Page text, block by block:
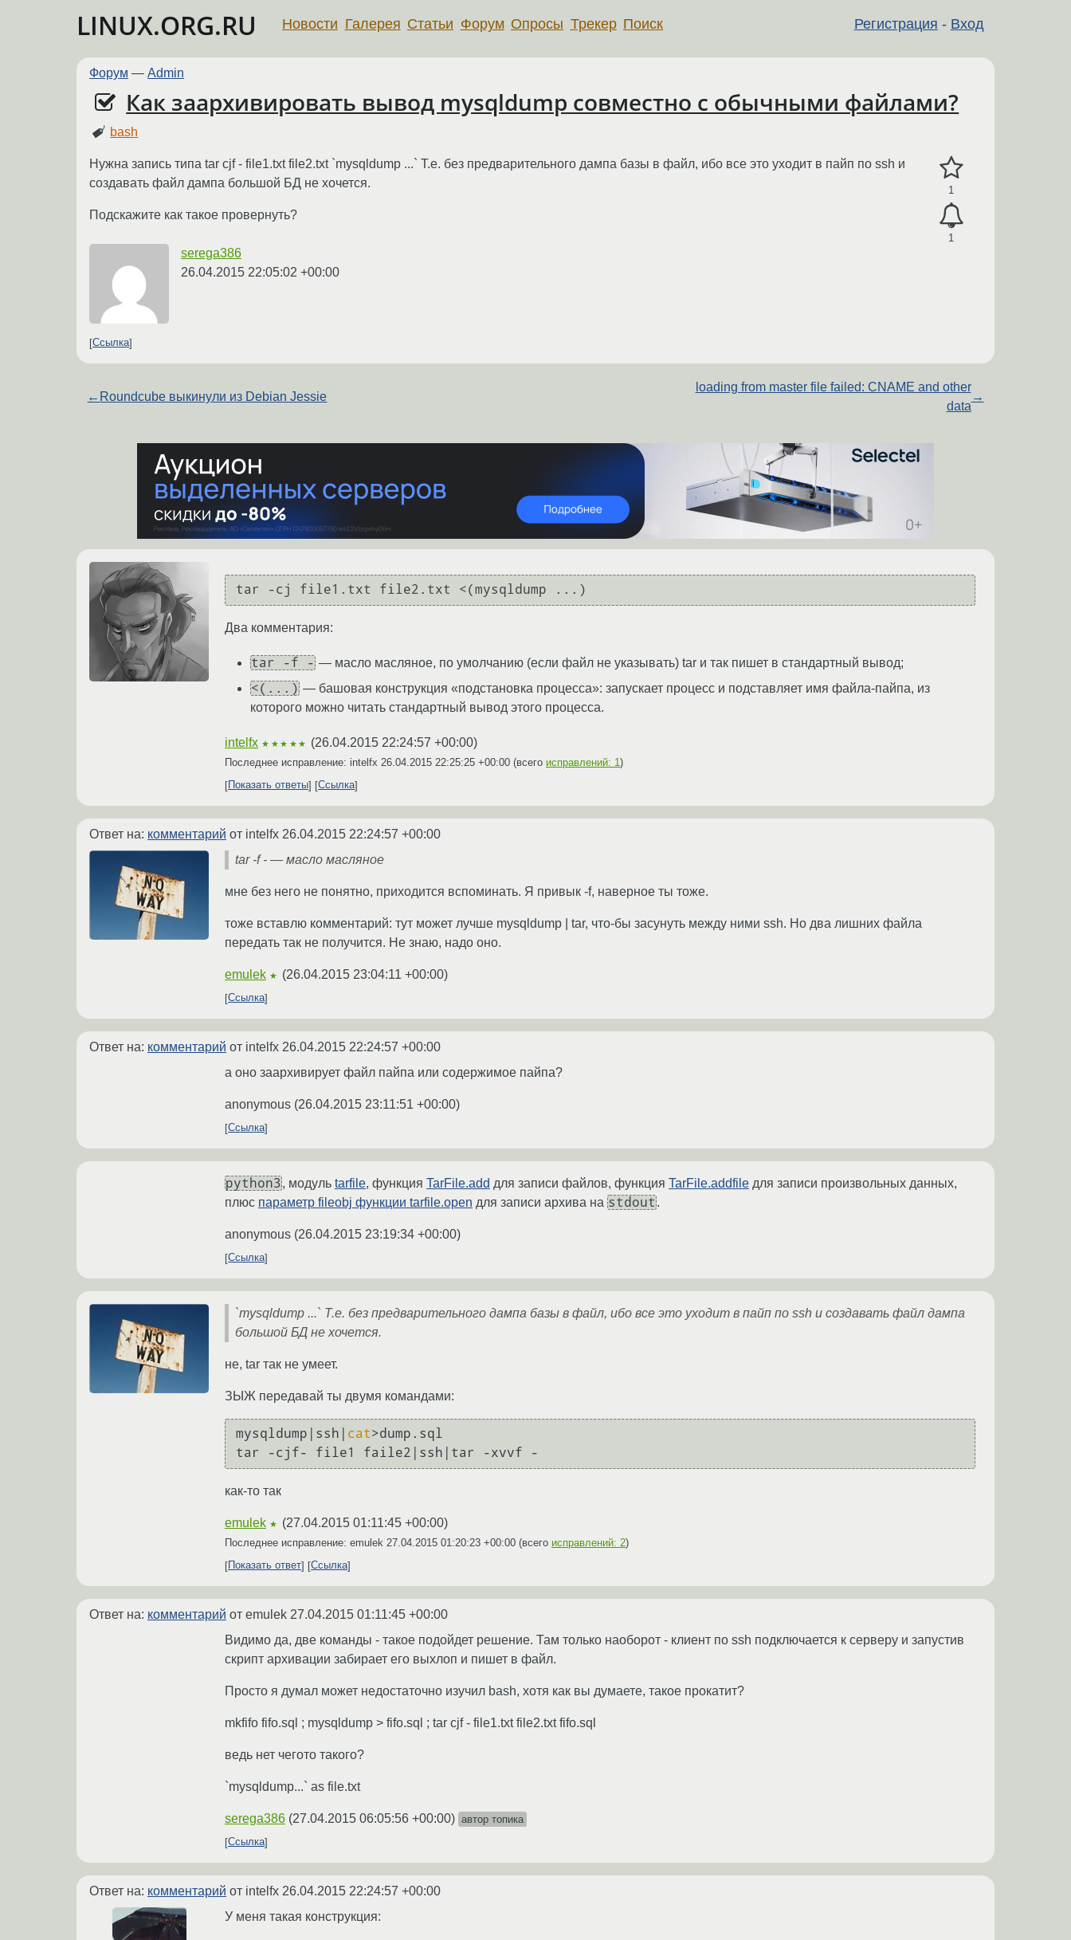
LINUX.ORG.RU Регистрация - Вход
Новости Галерея Статьи Форум Опросы Трекер Поиск
Форум — Admin
Как заархивировать вывод mysqldump совместно с обычными файлами?
bash
1
1
Нужна запись типа tar cjf - file1.txt file2.txt `mysqldump ...` Т.е. без предварительного дампа базы в файл, ибо все это уходит в пайп по ssh и
создавать файл дампа большой БД не хочется.
Подскажите как такое провернуть?
serega386
26.04.2015 22:05:02 +00:00
Ссылка
← Roundcube выкинули из Debian Jessie
loading from master file failed: CNAME and other
data
→
Два комментария:
tar -f - — масло масляное, по умолчанию (если файл не указывать) tar и так пишет в стандартный вывод;
<(...) — башовая конструкция «подстановка процесса»: запускает процесс и подставляет имя файла-пайпа, из
которого можно читать стандартный вывод этого процесса.
intelfx ★★★★★ (26.04.2015 22:24:57 +00:00)
Последнее исправление: intelfx 26.04.2015 22:25:25 +00:00 (всего исправлений: 1 )
Показать ответы
Ссылка
Ответ на: комментарий от intelfx 26.04.2015 22:24:57 +00:00
tar -f - — масло масляное
мне без него не понятно, приходится вспоминать. Я привык -f, наверное ты тоже.
тоже вставлю комментарий: тут может лучше mysqldump | tar, что-бы засунуть между ними ssh. Но два лишних файла
передать так не получится. Не знаю, надо оно.
emulek ★ (26.04.2015 23:04:11 +00:00)
Ссылка
Ответ на: комментарий от intelfx 26.04.2015 22:24:57 +00:00
а оно заархивирует файл пайпа или содержимое пайпа?
anonymous (26.04.2015 23:11:51 +00:00)
Ссылка
python3, модуль tarfile, функция TarFile.add для записи файлов, функция TarFile.addfile для записи произвольных данных,
плюс параметр fileobj функции tarfile.open для записи архива на stdout .
anonymous (26.04.2015 23:19:34 +00:00)
Ссылка
`mysqldump ...` Т.е. без предварительного дампа базы в файл, ибо все это уходит в пайп по ssh и создавать файл дампа
большой БД не хочется.
не, tar так не умеет.
ЗЫЖ передавай ты двумя командами:
mysqldump|ssh| cat>dump.sql
tar -cjf- file1 faile2|ssh|tar -xvvf -
как-то так
emulek ★ (27.04.2015 01:11:45 +00:00)
Последнее исправление: emulek 27.04.2015 01:20:23 +00:00 (всего исправлений: 2)
Показать ответ
Ссылка
Ответ на: комментарий от emulek 27.04.2015 01:11:45 +00:00
Видимо да, две команды - такое подойдет решение. Там только наоборот - клиент по ssh подключается к серверу и запустив
скрипт архивации забирает его выхлоп и пишет в файл.
Просто я думал может недостаточно изучил bash, хотя как вы думаете, такое прокатит?
mkfifo fifo.sql ; mysqldump > fifo.sql ; tar cjf - file1.txt file2.txt fifo.sql
ведь нет чегото такого?
`mysqldump...` as file.txt
serega386 (27.04.2015 06:05:56 +00:00) автор топика
Ссылка
Ответ на: комментарий от intelfx 26.04.2015 22:24:57 +00:00
У меня такая конструкция: